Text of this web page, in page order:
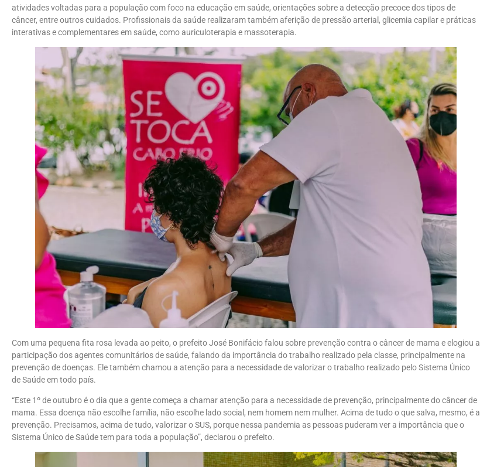
atividades voltadas para a população com foco na educação em saúde, orientações sobre a detecção precoce dos tipos de
câncer, entre outros cuidados. Profissionais da saúde realizaram também aferição de pressão arterial, glicemia capilar e práticas
interativas e complementares em saúde, como auriculoterapia e massoterapia.
Com uma pequena fita rosa levada ao peito, o prefeito José Bonifácio falou sobre prevenção contra o câncer de mama e elogiou a
participação dos agentes comunitários de saúde, falando da importância do trabalho realizado pela classe, principalmente na
prevenção de doenças. Ele também chamou a atenção para a necessidade de valorizar o trabalho realizado pelo Sistema Único
de Saúde em todo país.
“Este 1º de outubro é o dia que a gente começa a chamar atenção para a necessidade de prevenção, principalmente do câncer de
mama. Essa doença não escolhe família, não escolhe lado social, nem homem nem mulher. Acima de tudo o que salva, mesmo, é a
prevenção. Precisamos, acima de tudo, valorizar o SUS, porque nessa pandemia as pessoas puderam ver a importância que o
Sistema Único de Saúde tem para toda a população”, declarou o prefeito.